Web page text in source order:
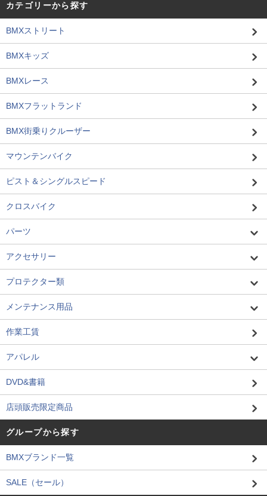
カテゴリーから探す
BMXストリート
BMXキッズ
BMXレース
BMXフラットランド
BMX街乗りクルーザー
マウンテンバイク
ピスト＆シングルスピード
クロスバイク
パーツ
アクセサリー
プロテクター類
メンテナンス用品
作業工賃
アパレル
DVD&書籍
店頭販売限定商品
グループから探す
BMXブランド一覧
SALE（セール）